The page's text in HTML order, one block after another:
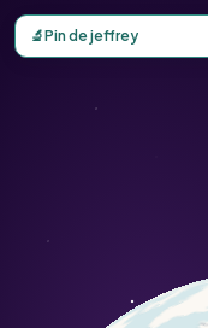
Carte d'observation
🔬Pin de jeffrey